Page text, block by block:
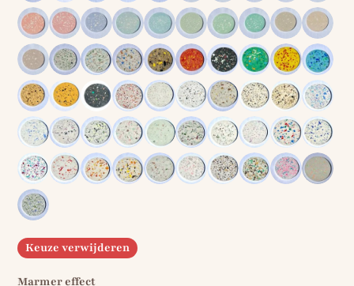
Keuze verwijderen
Marmer effect